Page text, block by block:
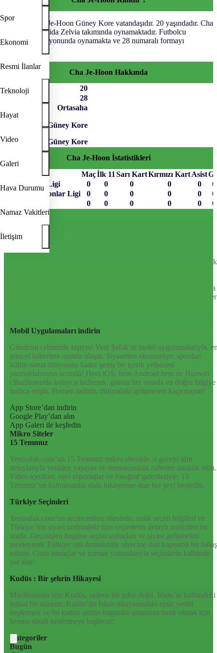
Spor
Ekonomi
Resmi İlanlar
Teknoloji
Hayat
Video
Galeri
Hava Durumu
Namaz Vakitleri
İletişim
Futbolcu Cha Je-Hoon Güney Kore vatandaşıdır. 20 yaşındadır. Cha
Je-Hoon Machida Zelvia takımında oynamaktadır. Futbolcu
Ortasaha pozisyonunda oynamakta ve 28 numaralı formayı
Cha Je-Hoon Hakkında
Yaş
20
28
Ortasaha
Güney Kore
Cha Je-Hoon İstatistikleri
Maçİlk 11 Sarı KartKırmızı KartAsist
Japonya J-1 Ligi
0 0 0 0 0
0
AFC Şampiyonlar Ligi
0 0 0 0 0
0
0 0 0 0 0
0
ARFR
Türkiye’nin Birikimi. Uluslararası Medya Grubu.
Türkiye’nin gündemini belirleyen haber kaynağına hoş geldiniz!
Tarafsız, dinamik ve derinlemesine habercilik anlayışıyla Yeni
bir yelpazede sunduğu haberlerle, hem Türkiye’de hem de dünyada
neler olup bittiğini anında öğrenin. Dijital platformlarıyla her an, her
Mobil Uygulamaları indirin
Gündemi cebinizde taşıyın! Yeni Şafak’ın mobil uygulamalarıyla,
güncel haberlere anında ulaşın. Siyasetten ekonomiye, spordan
kültür-sanat dünyasına kadar geniş bir içerik yelpazesi
parmaklarınızın ucunda! Hem iOS, hem Android hem de Huawei
cihazlarınızda kolayca indirerek, günün her anında en doğru bilgiye
hızlıca erişin. Hemen indirin, dünyadaki gelişmeleri kaçırmayın!
App Store’dan indirin
Google Play’dan alın
App Galeri ile keşfedin
Mikro Siteler
15 Temmuz
Yenisafak.com’un 15 Temmuz mikro sitesiyle, o geceyi tüm
detaylarıyla yeniden yaşayın ve demokrasinin zaferine tanıklık edin.
Video içerikler, özel röportajlar ve fotoğraf galerileriyle, 15
Temmuz’un kahramanlık dolu hikayesine dair her şeyi keşfedin.
Türkiye Seçimleri
Yenisafak.com’un seçim mikro sitesinde, anlık seçim bilgileri ve
Türkiye’nin siyasi tarihindeki tüm seçimlerin detaylı analizleri bir
arada. Geçmişten bugüne seçim sonuçları ve siyasi gelişmeleri
inceleyerek Türkiye’nin demokratik sürecine dair kapsamlı bir bakış
edinin. Canlı sonuçlar ve uzman yorumlarıyla seçimlerin kalbinde
yer alın!
Kudüs : Bir şehrin Hikayesi
Müslümanlar için Kudüs, sadece bir şehir değil, İslam’ın kalbindeki
kutsal bir mirastır. Kudüs’ün İslam dünyasındaki eşsiz yerini
keşfetmek ve bu kadim şehrin bugünkü anlamına tanık olmak için
hemen şimdi keşfetmeye başlayın!
Kategoriler
Bugün